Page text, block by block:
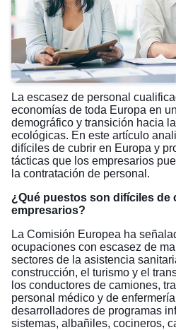
La escasez de personal
economías de toda Europa en
demográfico y transición hacia
ecológicas. En este artículo
difíciles de cubrir en Europa y
tácticas que los empresarios
la contratación de personal.
¿Qué puestos son difíciles de
empresarios?
La Comisión Europea ha
ocupaciones con escasez de
sectores de la asistencia
construcción, el turismo y el
los conductores de camiones,
personal médico y de
desarrolladores de programas
sistemas, albañiles, cocineros,